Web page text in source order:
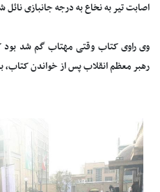
اصابت تیر به نخاع به درجه جانبازی نائل
وی راوی کتاب وقتی مهتاب گم شد بود
رهبر معظم انقلاب پس از خواندن کتاب,